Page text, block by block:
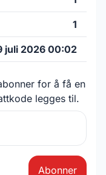
1
juli 2026 00:02
for å få en
legges til.
Abonner